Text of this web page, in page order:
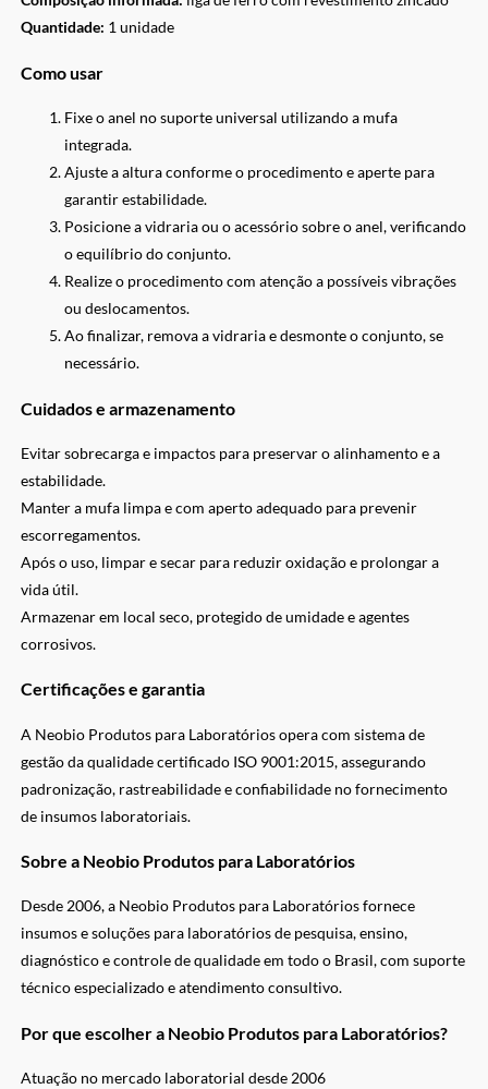
Quantidade: 1 unidade
Como usar
Fixe o anel no suporte universal utilizando a mufa
integrada.
Ajuste a altura conforme o procedimento e aperte para
garantir estabilidade.
Posicione a vidraria ou o acessório sobre o anel, verificando
o equilíbrio do conjunto.
Realize o procedimento com atenção a possíveis vibrações
ou deslocamentos.
Ao finalizar, remova a vidraria e desmonte o conjunto, se
necessário.
Cuidados e armazenamento
Evitar sobrecarga e impactos para preservar o alinhamento e a
estabilidade.
Manter a mufa limpa e com aperto adequado para prevenir
escorregamentos.
Após o uso, limpar e secar para reduzir oxidação e prolongar a
vida útil.
Armazenar em local seco, protegido de umidade e agentes
corrosivos.
Certificações e garantia
A Neobio Produtos para Laboratórios opera com sistema de
gestão da qualidade certificado ISO 9001:2015, assegurando
padronização, rastreabilidade e confiabilidade no fornecimento
de insumos laboratoriais.
Sobre a Neobio Produtos para Laboratórios
Desde 2006, a Neobio Produtos para Laboratórios fornece
insumos e soluções para laboratórios de pesquisa, ensino,
diagnóstico e controle de qualidade em todo o Brasil, com suporte
técnico especializado e atendimento consultivo.
Por que escolher a Neobio Produtos para Laboratórios?
Atuação no mercado laboratorial desde 2006